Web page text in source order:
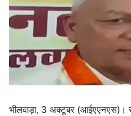
भीलवाड़ा, 3 अक्टूबर (आईएएनएस)।